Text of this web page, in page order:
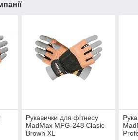
Рукавички для фітнесу
MadMax MFG-248 Clasic
Brown XL